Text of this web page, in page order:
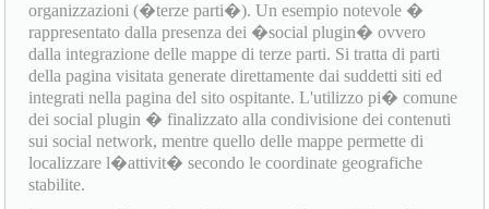
organizzazioni (�terze parti�). Un esempio notevole �
rappresentato dalla presenza dei �social plugin� ovvero
dalla integrazione delle mappe di terze parti. Si tratta di parti
della pagina visitata generate direttamente dai suddetti siti ed
integrati nella pagina del sito ospitante. L'utilizzo pi� comune
dei social plugin � finalizzato alla condivisione dei contenuti
sui social network, mentre quello delle mappe permette di
localizzare l�attivit� secondo le coordinate geografiche
stabilite.